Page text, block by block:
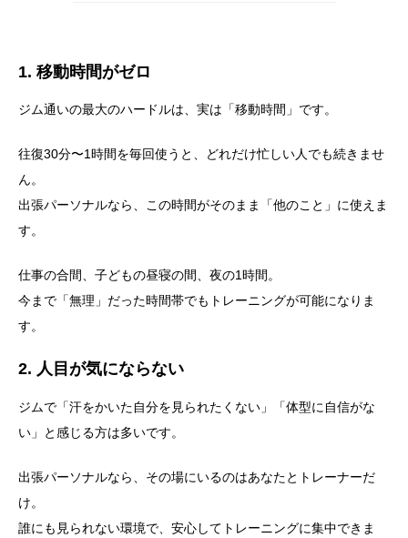
1. 移動時間がゼロ
ジム通いの最大のハードルは、実は「移動時間」です。
往復30分〜1時間を毎回使うと、どれだけ忙しい人でも続きませ
ん。
出張パーソナルなら、この時間がそのまま「他のこと」に使えま
す。
仕事の合間、子どもの昼寝の間、夜の1時間。
今まで「無理」だった時間帯でもトレーニングが可能になりま
す。
2. 人目が気にならない
ジムで「汗をかいた自分を見られたくない」「体型に自信がな
い」と感じる方は多いです。
出張パーソナルなら、その場にいるのはあなたとトレーナーだ
け。
誰にも見られない環境で、安心してトレーニングに集中できま